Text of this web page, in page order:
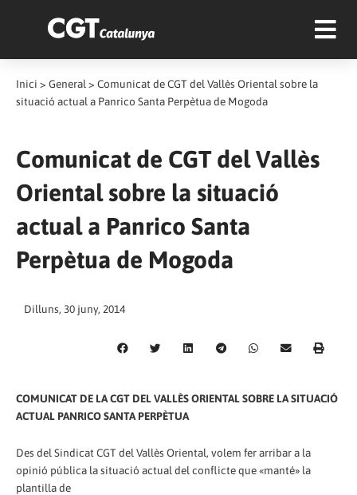
Inici > General > Comunicat de CGT del Vallès Oriental sobre la
situació actual a Panrico Santa Perpètua de Mogoda
Comunicat de CGT del Vallès
Oriental sobre la situació
actual a Panrico Santa
Perpètua de Mogoda
Dilluns, 30 juny, 2014
COMUNICAT DE LA CGT DEL VALLÈS ORIENTAL SOBRE LA SITUACIÓ
ACTUAL PANRICO SANTA PERPÈTUA
Des del Sindicat CGT del Vallès Oriental, volem fer arribar a la
opinió pública la situació actual del conflicte que «manté» la
plantilla de